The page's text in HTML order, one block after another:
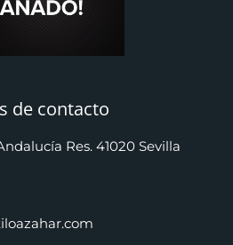
de contacto
Res. 41020 Sevilla